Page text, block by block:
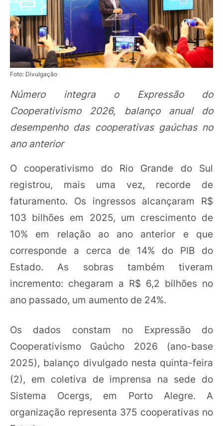
Foto: Divulgação
Número integra o Expressão do
Cooperativismo 2026, balanço anual do
desempenho das cooperativas gaúchas no
ano anterior
O cooperativismo do Rio Grande do Sul
registrou, mais uma vez, recorde de
faturamento. Os ingressos alcançaram R$
103 bilhões em 2025, um crescimento de
10% em relação ao ano anterior e que
corresponde a cerca de 14% do PIB do
Estado. As sobras também tiveram
incremento: chegaram a R$ 6,2 bilhões no
ano passado, um aumento de 24%.
Os dados constam no Expressão do
Cooperativismo Gaúcho 2026 (ano-base
2025), balanço divulgado nesta quinta-feira
(2), em coletiva de imprensa na sede do
Sistema Ocergs, em Porto Alegre. A
organização representa 375 cooperativas no